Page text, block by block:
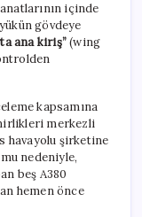
içinde
gövdeye
ana kiriş”(wing
kapsamına
merkezli
havayolu şirketine
nedeniyle,
beş A380
hemen önce